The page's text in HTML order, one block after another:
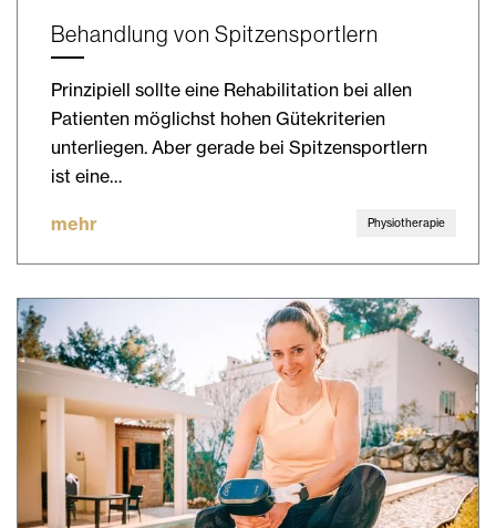
Behandlung von Spitzensportlern
Prinzipiell sollte eine Rehabilitation bei allen
Patienten möglichst hohen Gütekriterien
unterliegen. Aber gerade bei Spitzensportlern
ist eine…
mehr Physiotherapie